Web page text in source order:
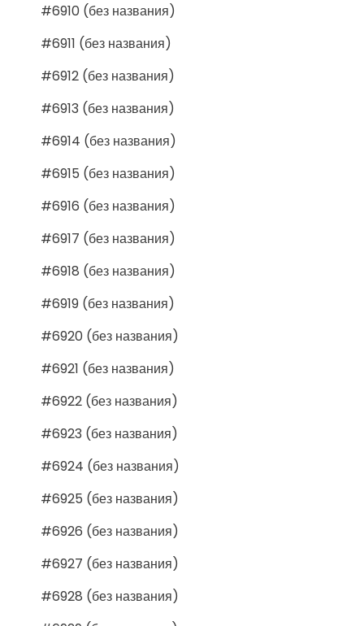
#6910 (без названия)
#6911 (без названия)
#6912 (без названия)
#6913 (без названия)
#6914 (без названия)
#6915 (без названия)
#6916 (без названия)
#6917 (без названия)
#6918 (без названия)
#6919 (без названия)
#6920 (без названия)
#6921 (без названия)
#6922 (без названия)
#6923 (без названия)
#6924 (без названия)
#6925 (без названия)
#6926 (без названия)
#6927 (без названия)
#6928 (без названия)